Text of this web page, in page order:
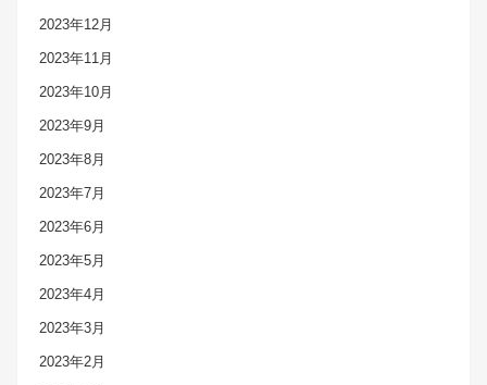
2023年12月
2023年11月
2023年10月
2023年9月
2023年8月
2023年7月
2023年6月
2023年5月
2023年4月
2023年3月
2023年2月